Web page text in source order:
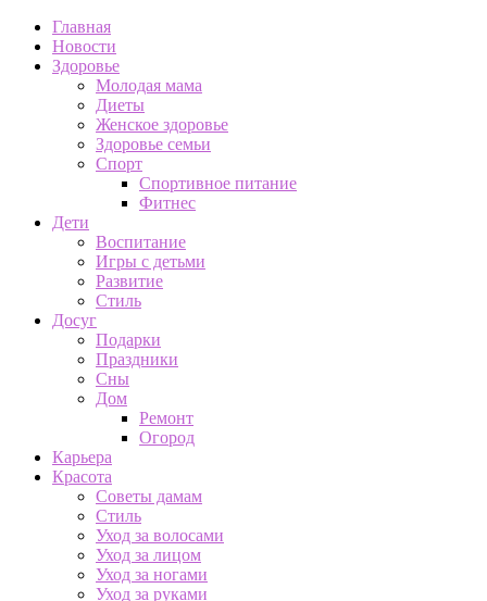
Главная
Новости
Здоровье
Молодая мама
Диеты
Женское здоровье
Здоровье семьи
Спорт
Спортивное питание
Фитнес
Дети
Воспитание
Игры с детьми
Развитие
Стиль
Досуг
Подарки
Праздники
Сны
Дом
Ремонт
Огород
Карьера
Красота
Советы дамам
Стиль
Уход за волосами
Уход за лицом
Уход за ногами
Уход за руками